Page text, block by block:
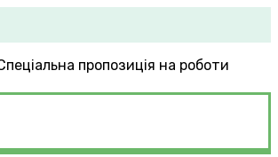
пропозиція на роботи